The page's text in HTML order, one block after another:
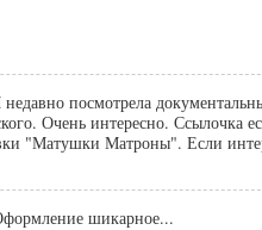
посмотрела
Очень интересно. Ссылочка
"Матушки Матроны". Если
шикарное...